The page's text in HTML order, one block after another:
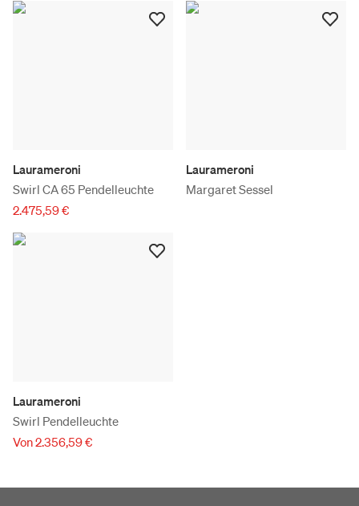
Laurameroni
Swirl CA 65 Pendelleuchte
2.475,59 €
Laurameroni
Margaret Sessel
Laurameroni
Swirl Pendelleuchte
Von 2.356,59 €